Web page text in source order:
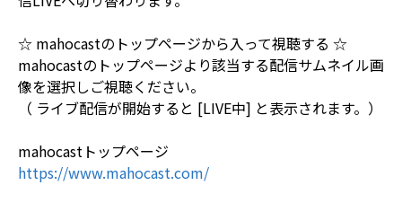
☆ mahocastのトップページから入って視聴する ☆
mahocastのトップページより該当する配信サムネイル画
像を選択しご視聴ください。
（ ライブ配信が開始すると [LIVE中] と表示されます。）
mahocastトップページ
https://www.mahocast.com/